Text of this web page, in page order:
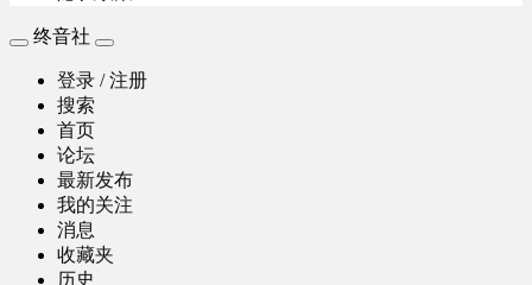
终音社
登录 / 注册
搜索
首页
论坛
最新发布
我的关注
消息
收藏夹
历史